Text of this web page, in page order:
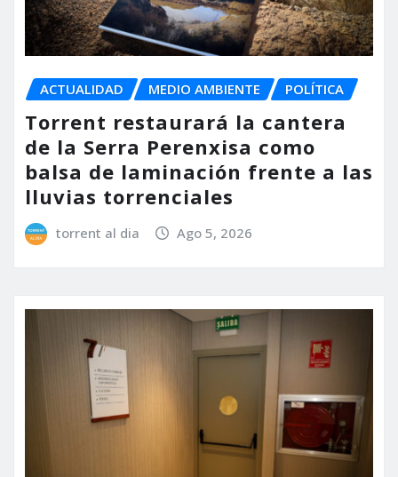
ACTUALIDAD MEDIO AMBIENTE POLÍTICA
Torrent restaurará la cantera
de la Serra Perenxisa como
balsa de laminación frente a las
lluvias torrenciales
torrent al dia Ago 5, 2026